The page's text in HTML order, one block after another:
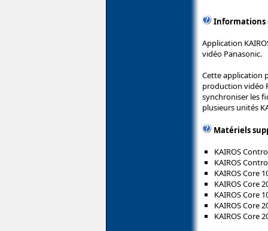
Informations
Application
vidéo Panasonic.
Cette application
production vidéo
synchroniser les
plusieurs unités
Matériels
KAIROS
KAIROS
KAIROS Core
KAIROS Core
KAIROS Core
KAIROS Core
KAIROS Core